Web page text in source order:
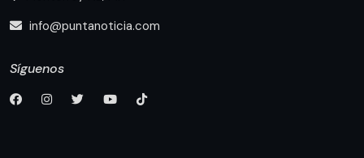
info@puntanoticia.com
Síguenos